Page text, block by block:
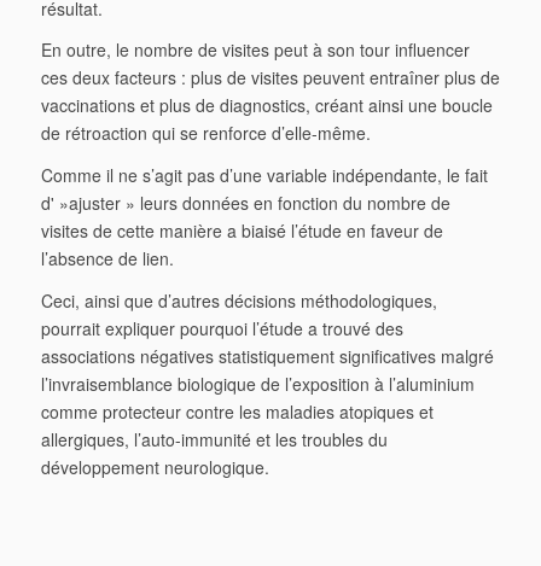
résultat.
En outre, le nombre de visites peut à son tour influencer
ces deux facteurs : plus de visites peuvent entraîner plus de
vaccinations et plus de diagnostics, créant ainsi une boucle
de rétroaction qui se renforce d’elle-même.
Comme il ne s’agit pas d’une variable indépendante, le fait
d' »ajuster » leurs données en fonction du nombre de
visites de cette manière a biaisé l’étude en faveur de
l’absence de lien.
Ceci, ainsi que d’autres décisions méthodologiques,
pourrait expliquer pourquoi l’étude a trouvé des
associations négatives statistiquement significatives malgré
l’invraisemblance biologique de l’exposition à l’aluminium
comme protecteur contre les maladies atopiques et
allergiques, l’auto-immunité et les troubles du
développement neurologique.